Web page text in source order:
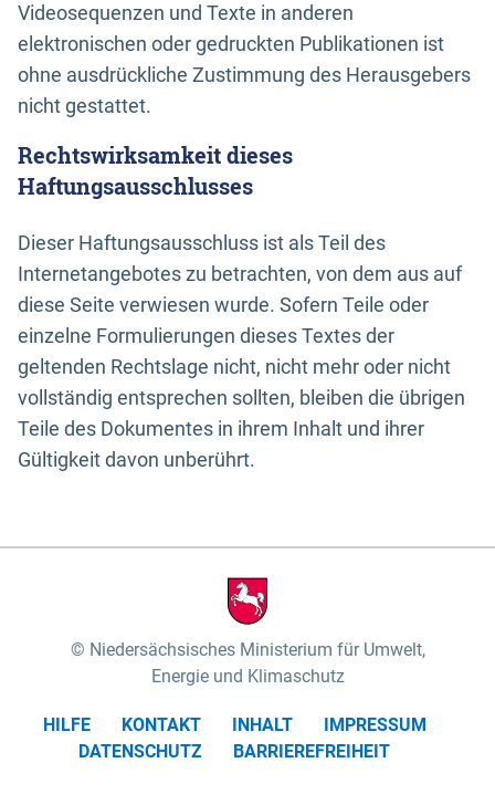
Videosequenzen und Texte in anderen
elektronischen oder gedruckten Publikationen ist
ohne ausdrückliche Zustimmung des Herausgebers
nicht gestattet.
Rechtswirksamkeit dieses
Haftungsausschlusses
Dieser Haftungsausschluss ist als Teil des
Internetangebotes zu betrachten, von dem aus auf
diese Seite verwiesen wurde. Sofern Teile oder
einzelne Formulierungen dieses Textes der
geltenden Rechtslage nicht, nicht mehr oder nicht
vollständig entsprechen sollten, bleiben die übrigen
Teile des Dokumentes in ihrem Inhalt und ihrer
Gültigkeit davon unberührt.
Niedersächsisches Ministerium für Umwelt,
Energie und Klimaschutz
HILFE KONTAKT INHALT
IMPRESSUM
DATENSCHUTZ
BARRIEREFREIHEIT